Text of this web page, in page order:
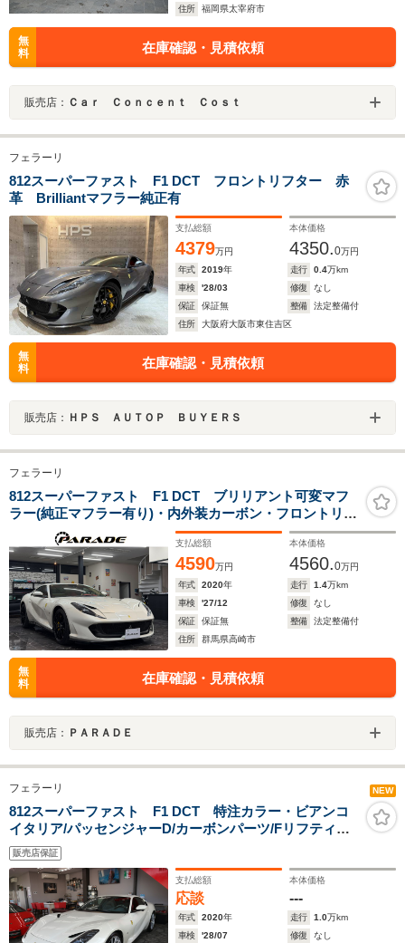
住所
福岡県太宰府市
無
料
在庫確認・見積依頼
販売店： Ｃａｒ Ｃｏｎｃｅｎｔ Ｃｏｓｔ
フェラーリ
812スーパーファスト F1 DCT フロントリフター 赤
革 Brilliantマフラー純正有
支払総額
4379万円
本体価格
4350.0万円
年式
2019年 走行 0.4万km
車検
'28/03 修復
なし
保証
保証無 整備
法定整備付
住所
大阪府大阪市東住吉区
無
料
在庫確認・見積依頼
販売店： ＨＰＳ ＡＵＴＯＰ ＢＵＹＥＲＳ
フェラーリ
812スーパーファスト F1 DCT ブリリアント可変マフ
ラー(純正マフラー有り)・内外装カーボン・フロントリフ
ト・記録簿・トランクフルレザー仕様・特 別 低 金 利・
ビアンコイタリア・Digi-Tec(デジテック)ECUチューニン
グ 825ps
支払総額
4590万円
本体価格
4560.0万円
年式
2020年 走行 1.4万km
車検
'27/12 修復
なし
保証
保証無 整備
法定整備付
住所
群馬県高崎市
無
料
在庫確認・見積依頼
販売店： ＰＡＲＡＤＥ
フェラーリ NEW
812スーパーファスト F1 DCT 特注カラー・ビアンコ
イタリア/パッセンジャーD/カーボンパーツ/Fリフティン
グ/デイトナスタイルシート/LED付カーボンステア/20イン
チ鍛造レーシングホイール/JBL/アダプティブヘッドライ
ト/内装カルタダズッケロ
販売店保証
支払総額
応談
本体価格
---
年式 2020年 走行 1.0万km
車検
'28/07 修復
なし